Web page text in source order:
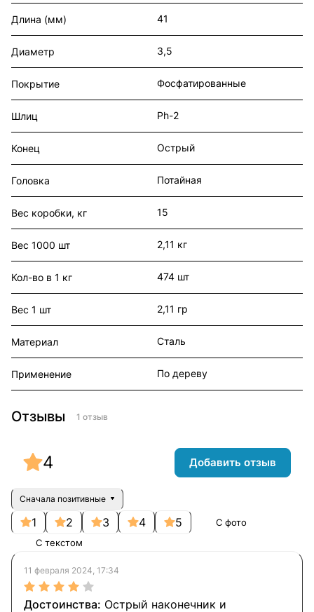
Длина (мм) 41
Диаметр 3,5
Покрытие Фосфатированные
Шлиц Ph-2
Конец Острый
Головка Потайная
Вес коробки, кг 15
Вес 1000 шт 2,11 кг
Кол-во в 1 кг 474 шт
Вес 1 шт 2,11 гр
Материал Сталь
Применение По дереву
Отзывы 1 отзыв
Сначала позитивные
1 2 3 4 5
С фото
С текстом
11 февраля 2024, 17:34
Острый наконечник и
4 Добавить отзыв